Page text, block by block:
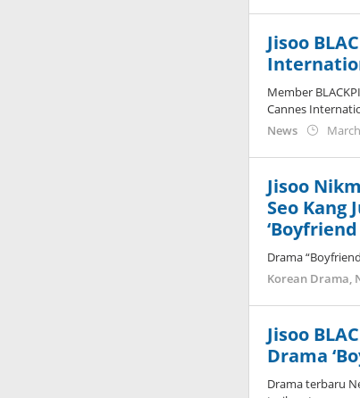
Jisoo
Member
Cannes
News
Jisoo
Seo Kang
Drama
Korean Drama,
Jisoo
Drama
Drama terbaru